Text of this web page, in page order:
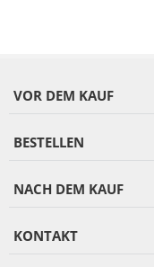
VOR DEM KAUF
BESTELLEN
NACH DEM KAUF
KONTAKT